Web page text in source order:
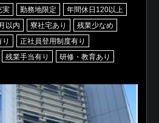
実 勤務地限定
年間休日120以上
以内 寮社宅あり
残業少なめ
正社員登用制度有り
残業手当有り
研修・教育あり